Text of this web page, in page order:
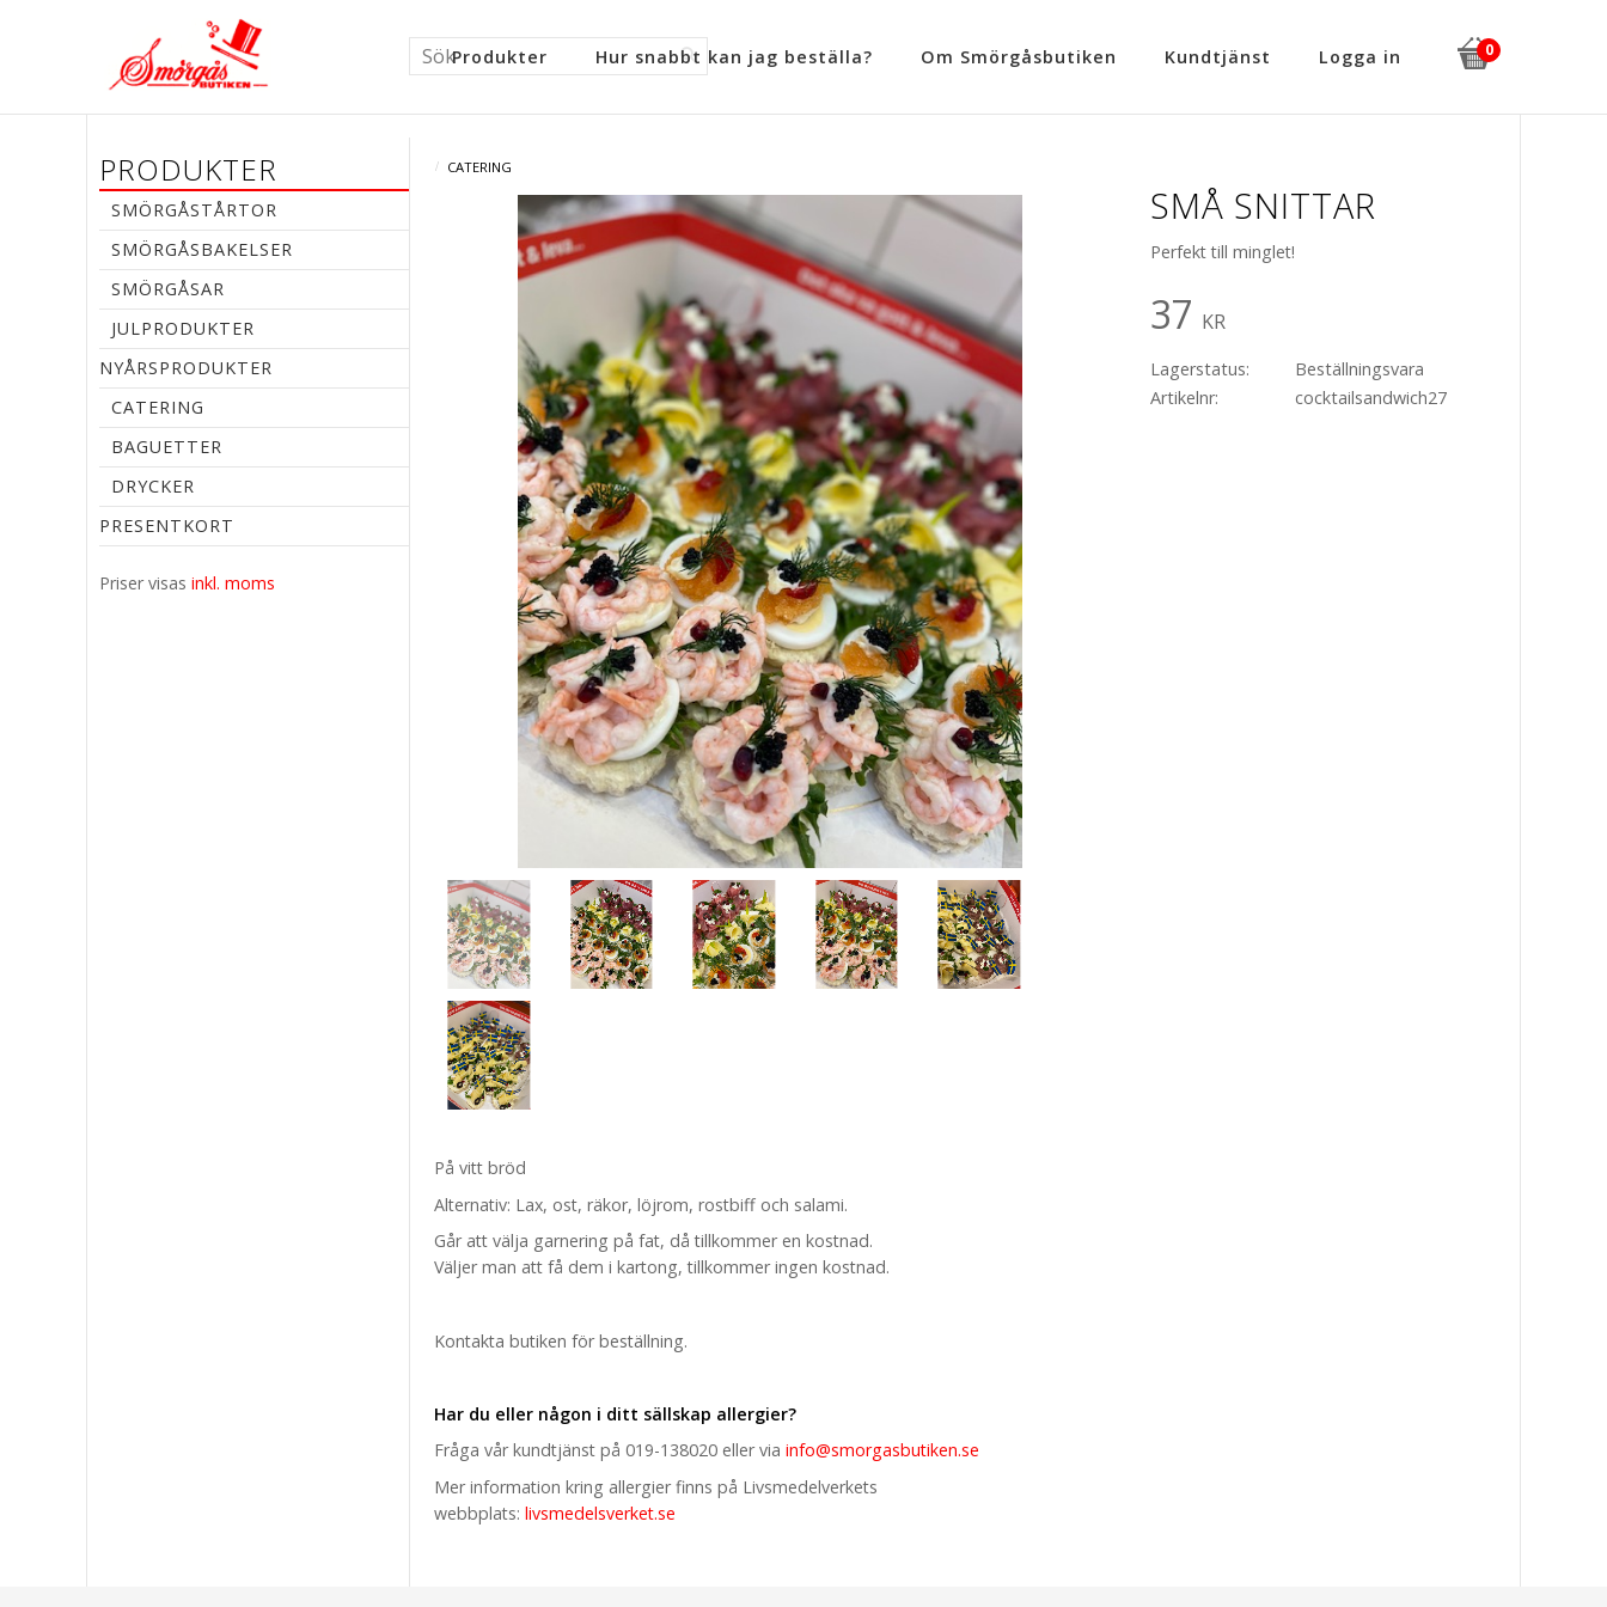
Produkter Hur snabbt kan jag beställa? Om Smörgåsbutiken Kundtjänst Logga in
CATERING
SMÅ SNITTAR
Perfekt till minglet!
37 KR
Lagerstatus
Beställningsvara
Artikelnr
cocktailsandwich27
På vitt bröd
Alternativ: Lax, ost, räkor, löjrom, rostbiff och salami.
Går att välja garnering på fat, då tillkommer en kostnad.
Väljer man att få dem i kartong, tillkommer ingen kostnad.
Kontakta butiken för beställning.
Har du eller någon i ditt sällskap allergier?
Fråga vår kundtjänst på 019-138020 eller viainfo@smorgasbutiken.se
Mer information kring allergier finns på Livsmedelverkets
webbplats:livsmedelsverket.se
PRODUKTER
SMÖRGÅSTÅRTOR
SMÖRGÅSBAKELSER
SMÖRGÅSAR
JULPRODUKTER
NYÅRSPRODUKTER
CATERING
BAGUETTER
DRYCKER
PRESENTKORT
Priser visas inkl. moms